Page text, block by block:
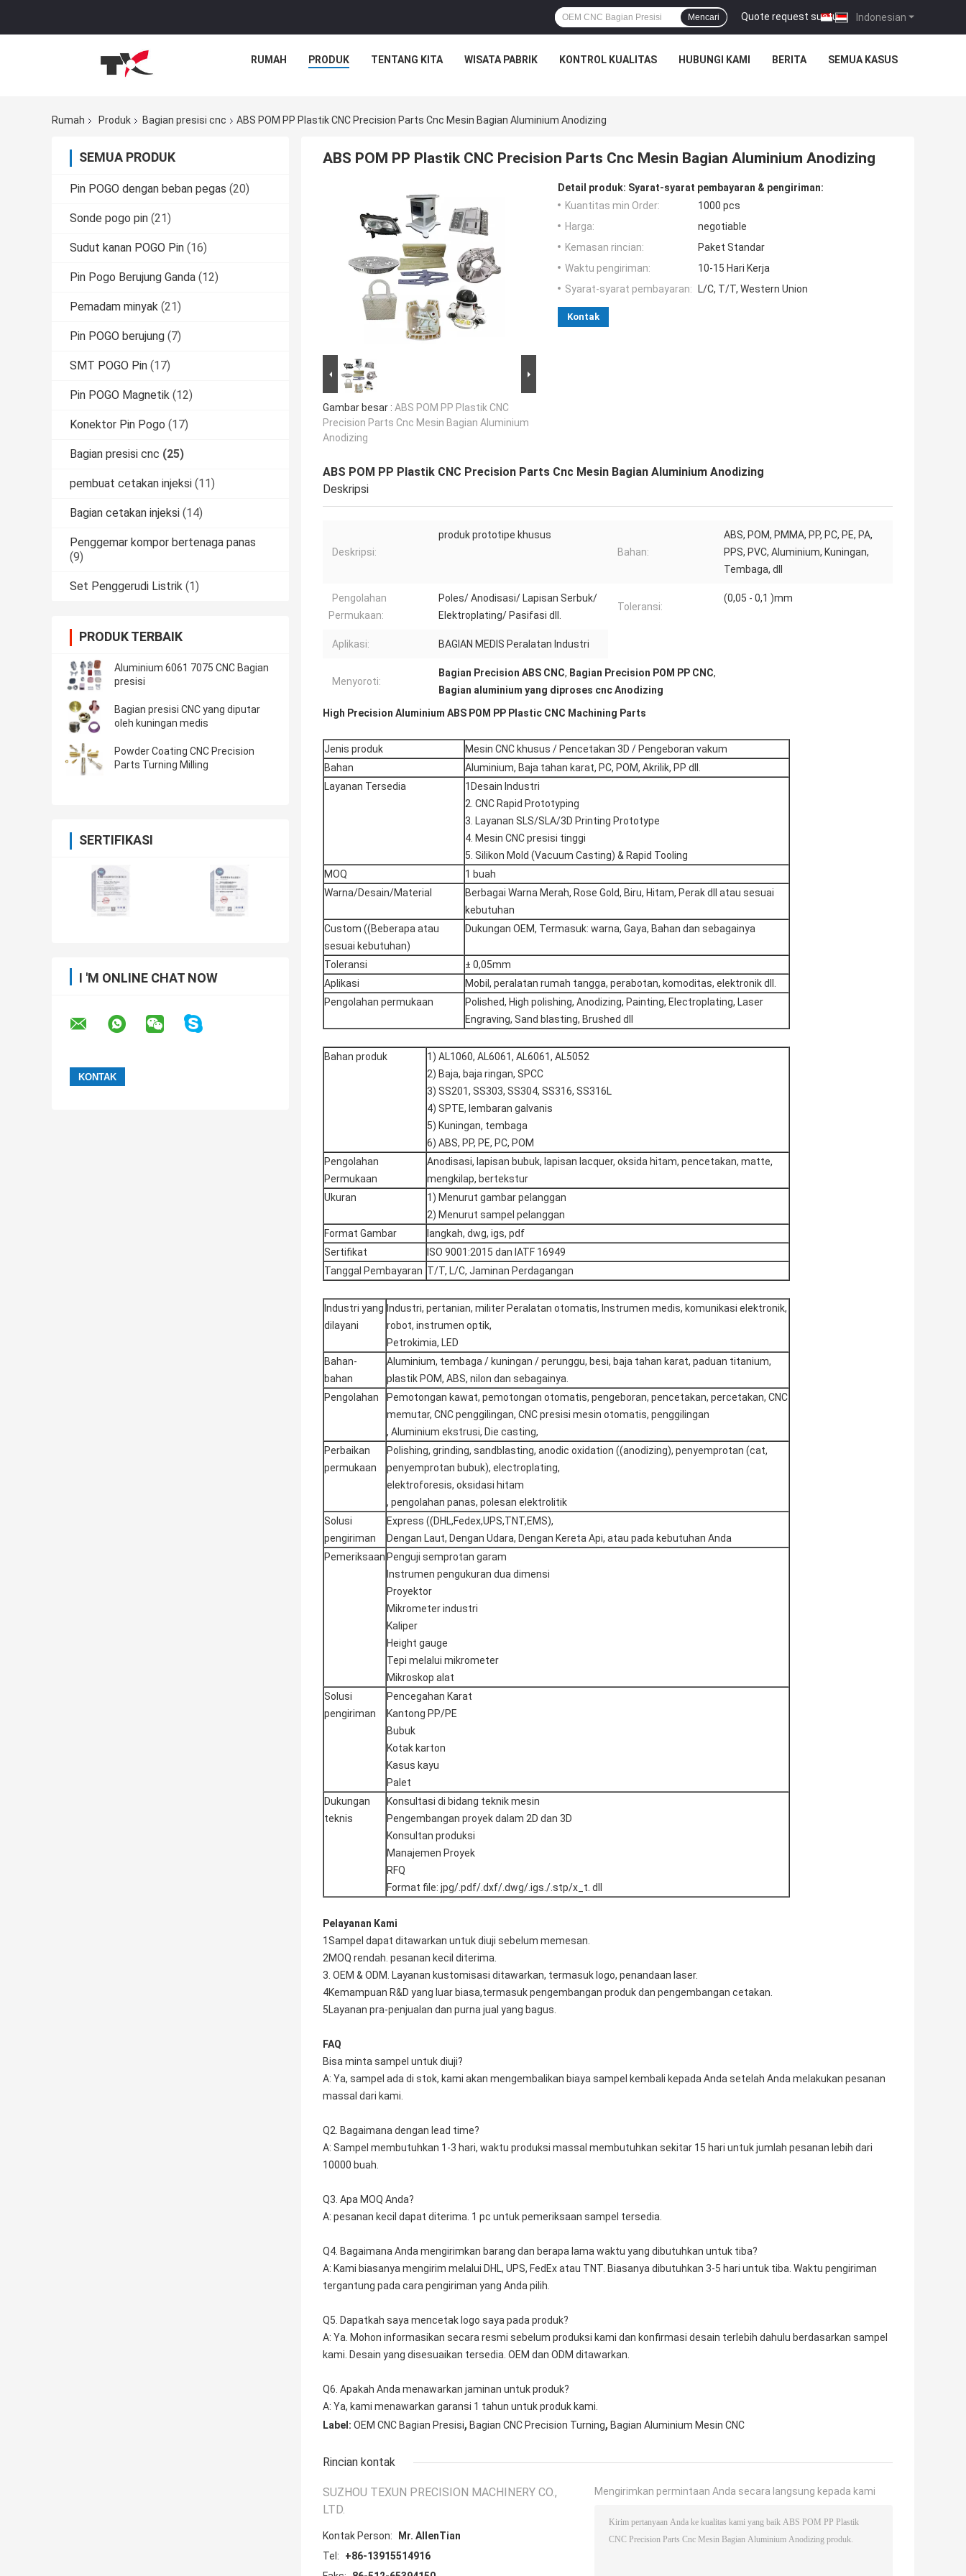
Indonesian
Quote request suatu |
Mencari
RUMAH PRODUK TENTANG KITA WISATA PABRIK KONTROL KUALITAS HUBUNGI KAMI BERITA SEMUA KASUS
Rumah Produk Bagian presisi cnc ABS POM PP Plastik CNC Precision Parts Cnc Mesin Bagian Aluminium Anodizing
SEMUA PRODUK
Pin POGO dengan beban pegas (20)
Sonde pogo pin (21)
Sudut kanan POGO Pin (16)
Pin Pogo Berujung Ganda (12)
Pemadam minyak (21)
Pin POGO berujung (7)
SMT POGO Pin (17)
Pin POGO Magnetik (12)
Konektor Pin Pogo (17)
Bagian presisi cnc (25)
pembuat cetakan injeksi (11)
Bagian cetakan injeksi (14)
Penggemar kompor bertenaga panas
(9)
Set Penggerudi Listrik (1)
PRODUK TERBAIK
Aluminium 6061 7075 CNC Bagian
presisi
Bagian presisi CNC yang diputar
oleh kuningan medis
Powder Coating CNC Precision
Parts Turning Milling
SERTIFIKASI
I 'M ONLINE CHAT NOW
ABS POM PP Plastik CNC Precision Parts Cnc Mesin Bagian Aluminium Anodizing
Gambar besar : ABS POM PP Plastik CNC
Precision Parts Cnc Mesin Bagian Aluminium
Anodizing
Detail produk: Syarat-syarat pembayaran & pengiriman:
Kuantitas min Order:
1000 pcs
Harga:
negotiable
Kemasan rincian:
Paket Standar
Waktu pengiriman:
10-15 Hari Kerja
Syarat-syarat pembayaran:
L/C, T/T, Western Union
Kontak
ABS POM PP Plastik CNC Precision Parts Cnc Mesin Bagian Aluminium Anodizing
Deskripsi
Deskripsi:
produk prototipe khusus
Bahan:
ABS, POM, PMMA, PP, PC, PE, PA,
PPS, PVC, Aluminium, Kuningan,
Tembaga, dll
Pengolahan
Permukaan:
Poles/ Anodisasi/ Lapisan Serbuk/
Elektroplating/ Pasifasi dll.
Toleransi:
(0,05 - 0,1 )mm
Aplikasi: BAGIAN MEDIS Peralatan Industri
Menyoroti:
Bagian Precision ABS CNC, Bagian Precision POM PP CNC,
Bagian aluminium yang diproses cnc Anodizing
High Precision Aluminium ABS POM PP Plastic CNC Machining Parts
Jenis produk
Mesin CNC khusus / Pencetakan 3D / Pengeboran vakum
Bahan
Aluminium, Baja tahan karat, PC, POM, Akrilik, PP dll.
Layanan Tersedia
1Desain Industri
2. CNC Rapid Prototyping
3. Layanan SLS/SLA/3D Printing Prototype
4. Mesin CNC presisi tinggi
5. Silikon Mold (Vacuum Casting) & Rapid Tooling
MOQ
1 buah
Warna/Desain/Material
Berbagai Warna Merah, Rose Gold, Biru, Hitam, Perak dll atau sesuai
kebutuhan
Custom ((Beberapa atau
sesuai kebutuhan)
Dukungan OEM, Termasuk: warna, Gaya, Bahan dan sebagainya
Toleransi
± 0,05mm
Aplikasi
Mobil, peralatan rumah tangga, perabotan, komoditas, elektronik dll.
Pengolahan permukaan
Polished, High polishing, Anodizing, Painting, Electroplating, Laser
Engraving, Sand blasting, Brushed dll
Bahan produk
1) AL1060, AL6061, AL6061, AL5052
2) Baja, baja ringan, SPCC
3) SS201, SS303, SS304, SS316, SS316L
4) SPTE, lembaran galvanis
5) Kuningan, tembaga
6) ABS, PP, PE, PC, POM
Pengolahan
Permukaan
Anodisasi, lapisan bubuk, lapisan lacquer, oksida hitam, pencetakan, matte,
mengkilap, bertekstur
Ukuran
1) Menurut gambar pelanggan
2) Menurut sampel pelanggan
Format Gambar
langkah, dwg, igs, pdf
Sertifikat
ISO 9001:2015 dan IATF 16949
Tanggal Pembayaran T/T, L/C, Jaminan Perdagangan
Industri yang
dilayani
Industri, pertanian, militer Peralatan otomatis, Instrumen medis, komunikasi elektronik,
robot, instrumen optik,
Petrokimia, LED
Bahan-
bahan
Aluminium, tembaga / kuningan / perunggu, besi, baja tahan karat, paduan titanium,
plastik POM, ABS, nilon dan sebagainya.
Pengolahan
Pemotongan kawat, pemotongan otomatis, pengeboran, pencetakan, percetakan, CNC
memutar, CNC penggilingan, CNC presisi mesin otomatis, penggilingan
, Aluminium ekstrusi, Die casting,
Perbaikan
permukaan
Polishing, grinding, sandblasting, anodic oxidation ((anodizing), penyemprotan (cat,
penyemprotan bubuk), electroplating,
elektroforesis, oksidasi hitam
, pengolahan panas, polesan elektrolitik
Solusi
pengiriman
Express ((DHL,Fedex,UPS,TNT,EMS),
Dengan Laut, Dengan Udara, Dengan Kereta Api, atau pada kebutuhan Anda
Pemeriksaan Penguji semprotan garam
Instrumen pengukuran dua dimensi
Proyektor
Mikrometer industri
Kaliper
Height gauge
Tepi melalui mikrometer
Mikroskop alat
Solusi
pengiriman
Pencegahan Karat
Kantong PP/PE
Bubuk
Kotak karton
Kasus kayu
Palet
Dukungan
teknis
Konsultasi di bidang teknik mesin
Pengembangan proyek dalam 2D dan 3D
Konsultan produksi
Manajemen Proyek
RFQ
Format file: jpg/.pdf/.dxf/.dwg/.igs./.stp/x_t. dll
Pelayanan Kami
1Sampel dapat ditawarkan untuk diuji sebelum memesan.
2MOQ rendah. pesanan kecil diterima.
3. OEM & ODM. Layanan kustomisasi ditawarkan, termasuk logo, penandaan laser.
4Kemampuan R&D yang luar biasa,termasuk pengembangan produk dan pengembangan cetakan.
5Layanan pra-penjualan dan purna jual yang bagus.
FAQ
Bisa minta sampel untuk diuji?
A: Ya, sampel ada di stok, kami akan mengembalikan biaya sampel kembali kepada Anda setelah Anda melakukan pesanan
massal dari kami.
Q2. Bagaimana dengan lead time?
A: Sampel membutuhkan 1-3 hari, waktu produksi massal membutuhkan sekitar 15 hari untuk jumlah pesanan lebih dari
10000 buah.
Q3. Apa MOQ Anda?
A: pesanan kecil dapat diterima. 1 pc untuk pemeriksaan sampel tersedia.
Q4. Bagaimana Anda mengirimkan barang dan berapa lama waktu yang dibutuhkan untuk tiba?
A: Kami biasanya mengirim melalui DHL, UPS, FedEx atau TNT. Biasanya dibutuhkan 3-5 hari untuk tiba. Waktu pengiriman
tergantung pada cara pengiriman yang Anda pilih.
Q5. Dapatkah saya mencetak logo saya pada produk?
A: Ya. Mohon informasikan secara resmi sebelum produksi kami dan konfirmasi desain terlebih dahulu berdasarkan sampel
kami. Desain yang disesuaikan tersedia. OEM dan ODM ditawarkan.
Q6. Apakah Anda menawarkan jaminan untuk produk?
A: Ya, kami menawarkan garansi 1 tahun untuk produk kami.
Label: OEM CNC Bagian Presisi, Bagian CNC Precision Turning, Bagian Aluminium Mesin CNC
Rincian kontak
SUZHOU TEXUN PRECISION MACHINERY CO.,
LTD.
Kontak Person:
Mr. AllenTian
Tel:
+86-13915514916
Mengirimkan permintaan Anda secara langsung kepada kami